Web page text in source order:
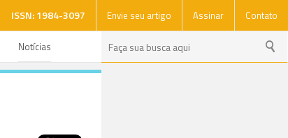
ISSN: 1984-3097 Envie seu artigo Assinar Contato
Notícias